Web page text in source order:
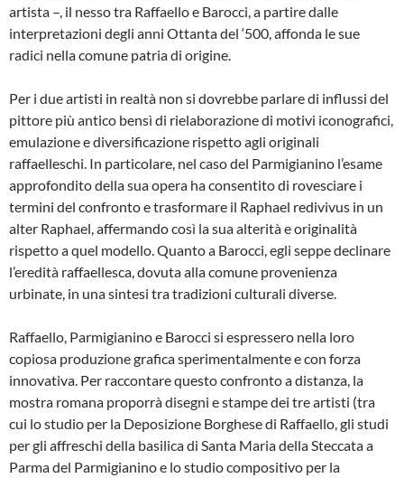
artista –, il nesso tra Raffaello e Barocci, a partire dalle
interpretazioni degli anni Ottanta del ‘500, affonda le sue
radici nella comune patria di origine.
Per i due artisti in realtà non si dovrebbe parlare di influssi del
pittore più antico bensì di rielaborazione di motivi iconografici,
emulazione e diversificazione rispetto agli originali
raffaelleschi. In particolare, nel caso del Parmigianino l’esame
approfondito della sua opera ha consentito di rovesciare i
termini del confronto e trasformare il Raphael redivivus in un
alter Raphael, affermando così la sua alterità e originalità
rispetto a quel modello. Quanto a Barocci, egli seppe declinare
l’eredità raffaellesca, dovuta alla comune provenienza
urbinate, in una sintesi tra tradizioni culturali diverse.
Raffaello, Parmigianino e Barocci si espressero nella loro
copiosa produzione grafica sperimentalmente e con forza
innovativa. Per raccontare questo confronto a distanza, la
mostra romana proporrà disegni e stampe dei tre artisti (tra
cui lo studio per la Deposizione Borghese di Raffaello, gli studi
per gli affreschi della basilica di Santa Maria della Steccata a
Parma del Parmigianino e lo studio compositivo per la